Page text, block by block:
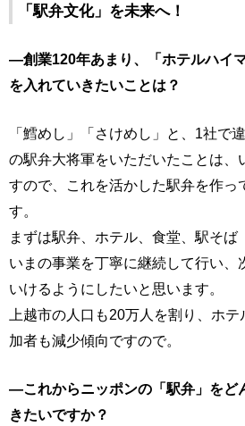
「駅弁文化」を未来へ！
―創業120年あまり、「ホテルハイ
を入れていきたいことは？
「鱈めし」「さけめし」と、1社で
の駅弁大将軍をいただいたことは、
すので、これを活かした駅弁を作っ
す。
まずは駅弁、ホテル、食堂、駅そば
いまの事業を丁寧に継続して行い、
いけるようにしたいと思います。
上越市の人口も20万人を割り、ホ
加者も減少傾向ですので。
―これからニッポンの「駅弁」をど
きたいですか？